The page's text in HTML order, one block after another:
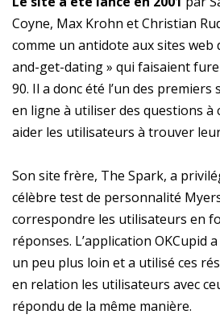
Coyne, Max Krohn et Christian
comme un antidote aux sites web
and-get-dating » qui faisaient
90. Il a donc été l’un des
en ligne à utiliser des questions
aider les utilisateurs à trouver
Son site frère, The Spark, a
célèbre test de personnalité
correspondre les utilisateurs en
réponses. L’application OKCupid
un peu plus loin et a utilisé ces
en relation les utilisateurs avec
répondu de la même manière.